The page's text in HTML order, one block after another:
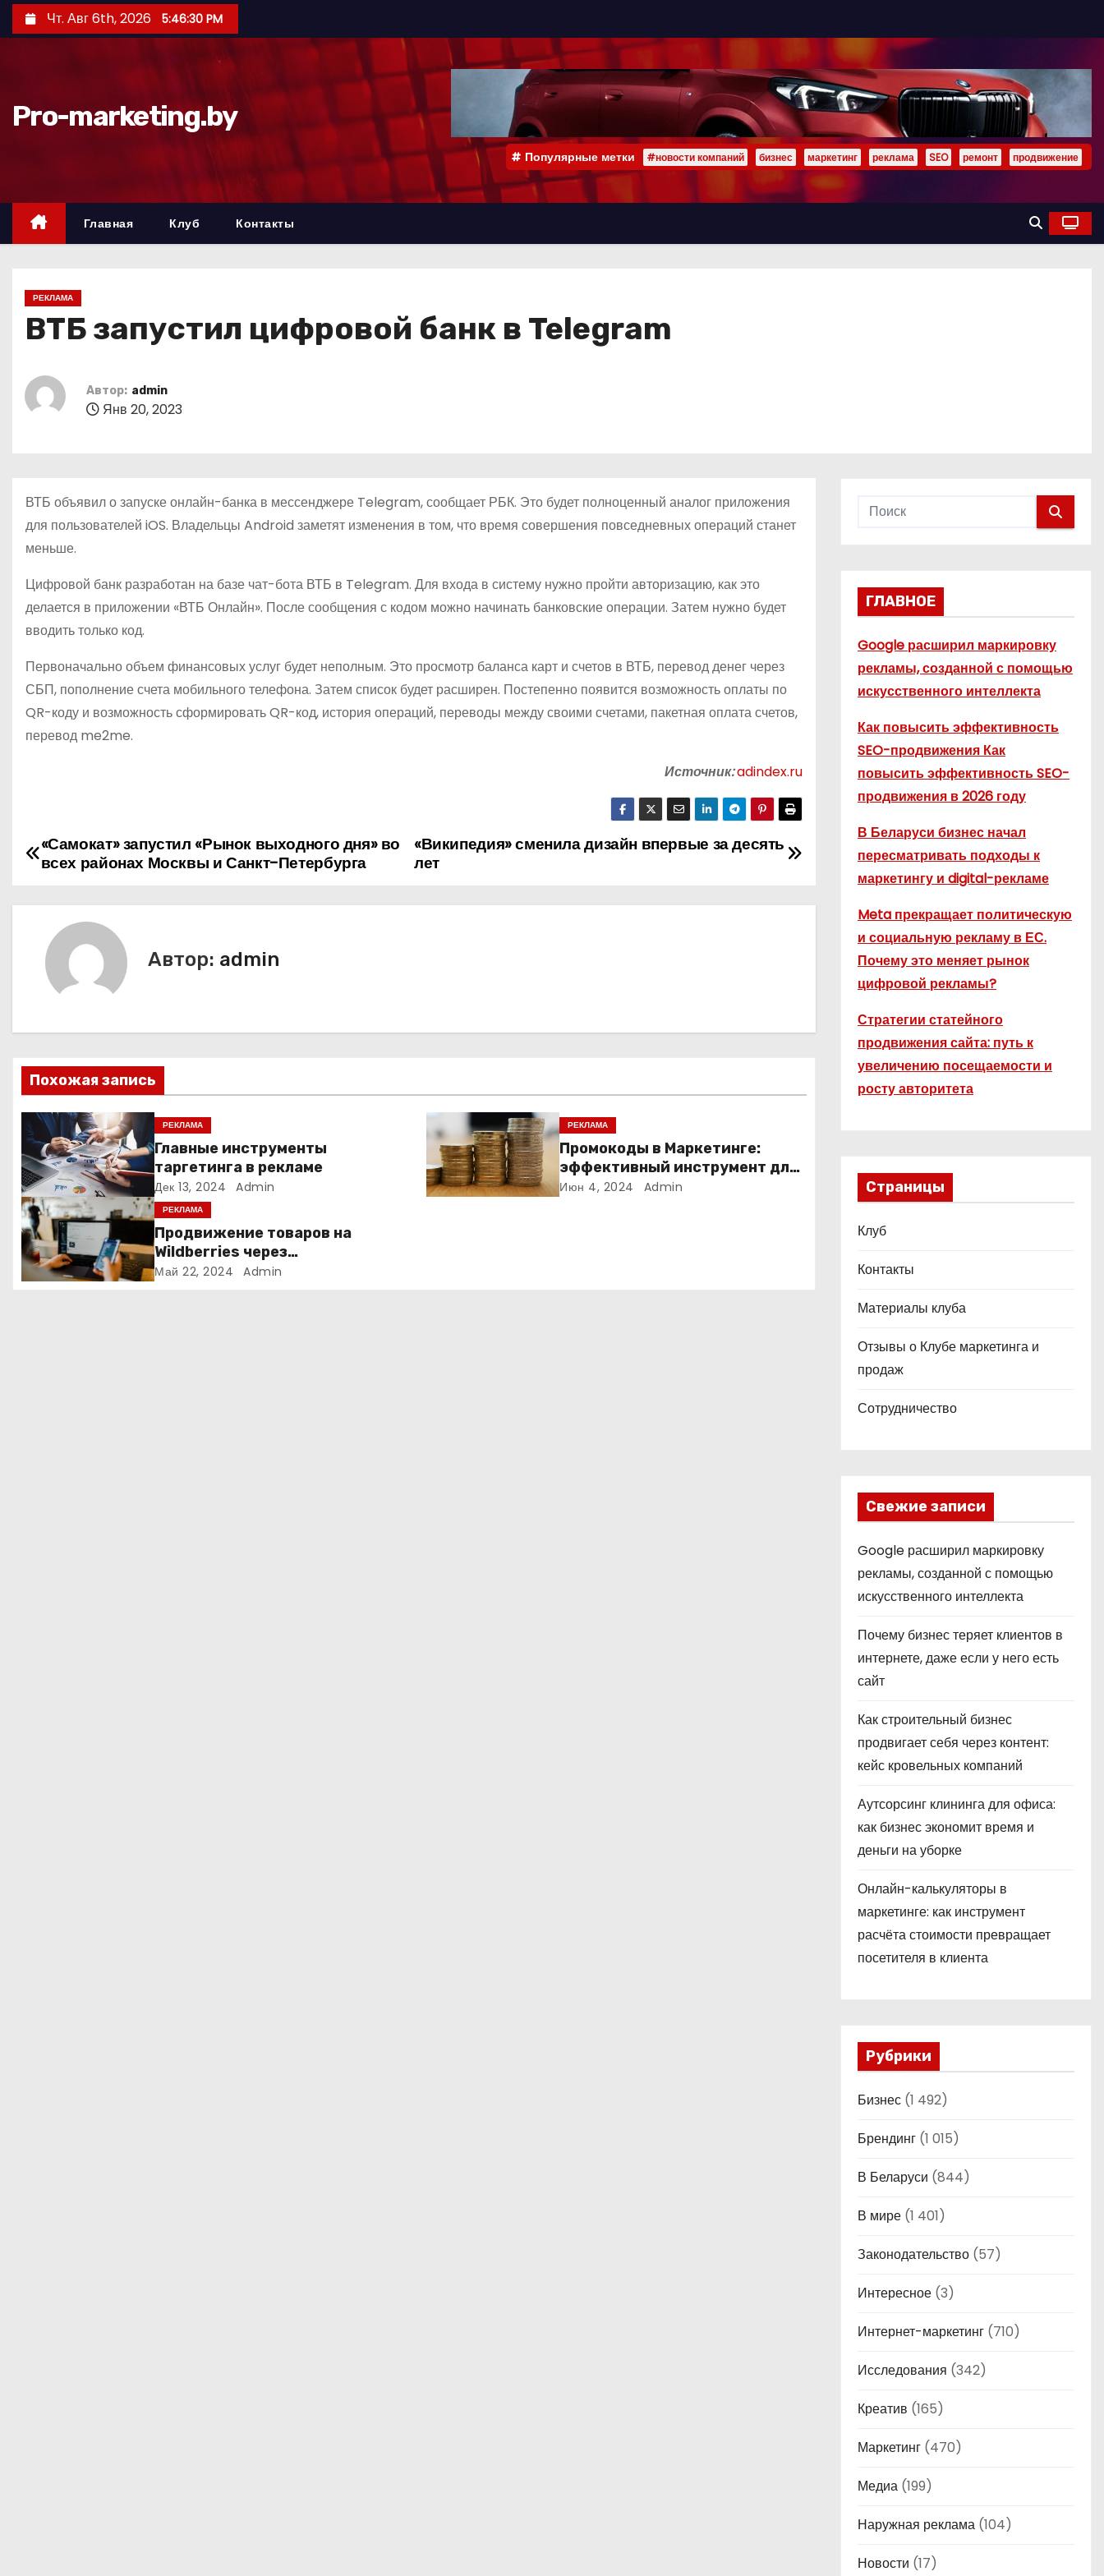
е
д
Чт. Авг 6th, 2026 5:46:31 PM
Pro-marketing.by
Популярные метки #новости компаний бизнес маркетинг реклама SEO ремонт продвижение
Главная Клуб Контакты
РЕКЛАМА
ВТБ запустил цифровой банк в Telegram
Автор: admin
Янв 20, 2023
ВТБ объявил о запуске онлайн-банка в мессенджере Telegram, сообщает РБК. Это будет полноценный аналог приложения
для пользователей iOS. Владельцы Android заметят изменения в том, что время совершения повседневных операций станет
меньше.
Цифровой банк разработан на базе чат-бота ВТБ в Telegram. Для входа в систему нужно пройти авторизацию, как это
делается в приложении «ВТБ Онлайн». После сообщения с кодом можно начинать банковские операции. Затем нужно будет
вводить только код.
Первоначально объем финансовых услуг будет неполным. Это просмотр баланса карт и счетов в ВТБ, перевод денег через
СБП, пополнение счета мобильного телефона. Затем список будет расширен. Постепенно появится возможность оплаты по
QR-коду и возможность сформировать QR-код, история операций, переводы между своими счетами, пакетная оплата счетов,
перевод me2me.
Источник:adindex.ru
Н
ц
и
я
п
о
з
а
«Википедия» сменила дизайн впервые за десять
лет
«Самокат» запустил «Рынок выходного дня» во
всех районах Москвы и Санкт-Петербурга
Автор: admin
Похожая запись
РЕКЛАМА
Главные инструменты
таргетинга в рекламе
Дек 13, 2024 Admin
РЕКЛАМА
Промокоды в Маркетинге:
эффективный инструмент для
увеличения продаж и
Июн 4, 2024 Admin
РЕКЛАМА
Продвижение товаров на
Wildberries через
Яндекс.Директ в 2024 году:
Май 22, 2024 Admin
ГЛАВНОЕ
Google расширил маркировку
рекламы, созданной с помощью
искусственного интеллекта
Как повысить эффективность
SEO-продвижения Как
повысить эффективность SEO-
продвижения в 2026 году
В Беларуси бизнес начал
пересматривать подходы к
маркетингу и digital-рекламе
Meta прекращает политическую
и социальную рекламу в ЕС.
Почему это меняет рынок
цифровой рекламы?
Стратегии статейного
продвижения сайта: путь к
увеличению посещаемости и
росту авторитета
Страницы
Клуб
Контакты
Материалы клуба
Отзывы о Клубе маркетинга и
продаж
Сотрудничество
Свежие записи
Google расширил маркировку
рекламы, созданной с помощью
искусственного интеллекта
Почему бизнес теряет клиентов в
интернете, даже если у него есть
сайт
Как строительный бизнес
продвигает себя через контент:
кейс кровельных компаний
Аутсорсинг клининга для офиса:
как бизнес экономит время и
деньги на уборке
Онлайн-калькуляторы в
маркетинге: как инструмент
расчёта стоимости превращает
посетителя в клиента
Рубрики
Бизнес (1 492)
Брендинг (1 015)
В Беларуси (844)
В мире (1 401)
Законодательство (57)
Интересное (3)
Интернет-маркетинг (710)
Исследования (342)
Креатив (165)
Маркетинг (470)
Медиа (199)
Наружная реклама (104)
Новости (17)